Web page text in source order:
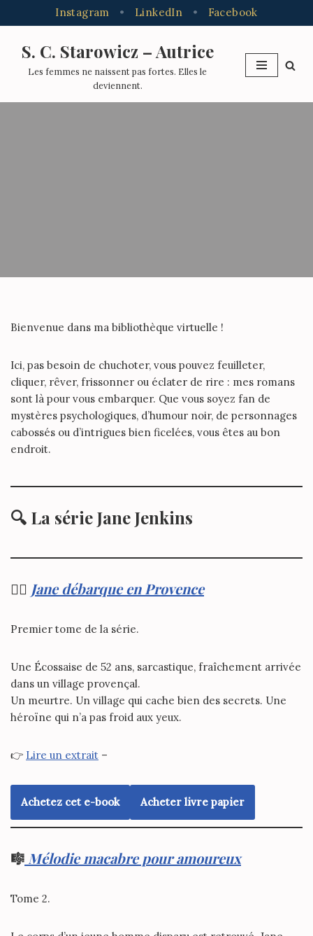
Aller
contenu
S. C. Starowicz – Autrice
Les femmes ne naissent pas fortes. Elles le
deviennent.
Bienvenue dans ma bibliothèque virtuelle !
Ici, pas besoin de chuchoter, vous pouvez feuilleter,
cliquer, rêver, frissonner ou éclater de rire : mes romans
sont là pour vous embarquer. Que vous soyez fan de
mystères psychologiques, d’humour noir, de personnages
cabossés ou d’intrigues bien ficelées, vous êtes au bon
endroit.
🔍 La série Jane Jenkins
🕵️‍♀️ Jane débarque en Provence
Premier tome de la série.
Une Écossaise de 52 ans, sarcastique, fraîchement arrivée
dans un village provençal.
Un meurtre. Un village qui cache bien des secrets. Une
héroïne qui n’a pas froid aux yeux.
👉 Lire un extrait –
Achetez cet e-book Acheter livre papier
🎼 Mélodie macabre pour amoureux
Tome 2.
Instagram • LinkedIn • Facebook